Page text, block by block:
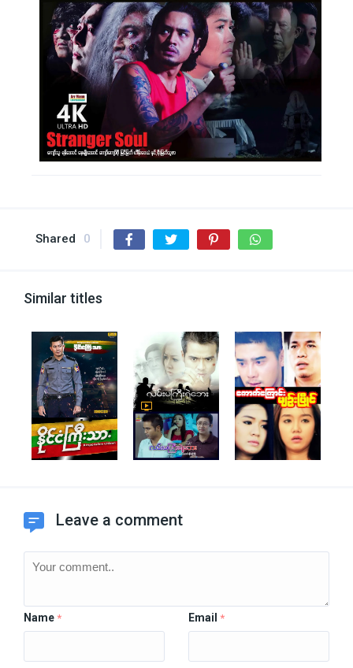
Shared 0
Similar titles
Leave a comment
Name * Email *